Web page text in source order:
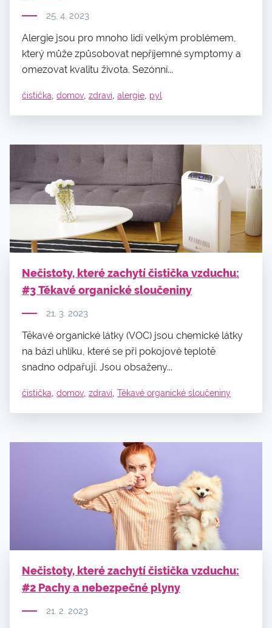
25. 4. 2023
Alergie jsou pro mnoho lidí velkým problémem,
který může způsobovat nepříjemné symptomy a
omezovat kvalitu života. Sezónní...
čistička, domov, zdraví, alergie, pyl
Nečistoty, které zachytí čistička vzduchu:
#3 Těkavé organické sloučeniny
21. 3. 2023
Těkavé organické látky (VOC) jsou chemické látky
na bázi uhlíku, které se při pokojové teplotě
snadno odpařují. Jsou obsaženy...
čistička, domov, zdraví, Těkavé organické sloučeniny
Nečistoty, které zachytí čistička vzduchu:
#2 Pachy a nebezpečné plyny
21. 2. 2023